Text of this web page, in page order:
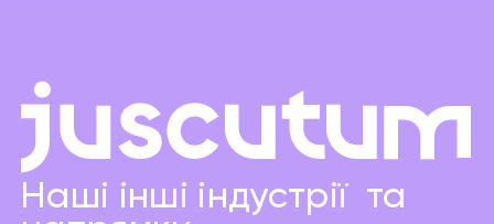
Наші інші індустрії та